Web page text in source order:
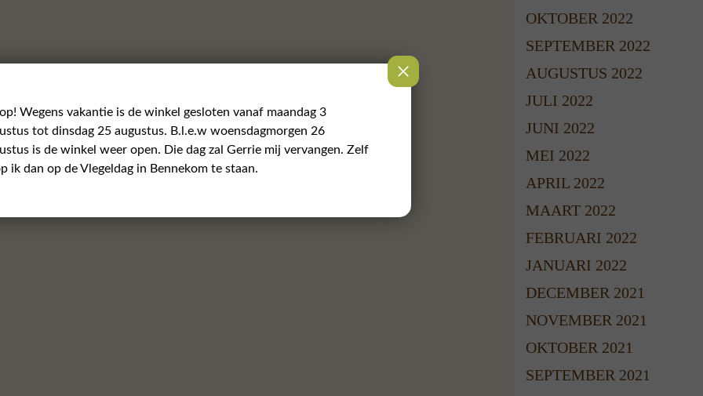
OKTOBER 2022
SEPTEMBER 2022
AUGUSTUS 2022
JULI 2022
JUNI 2022
MEI 2022
APRIL 2022
MAART 2022
FEBRUARI 2022
JANUARI 2022
DECEMBER 2021
NOVEMBER 2021
OKTOBER 2021
SEPTEMBER 2021
Wegens vakantie is de winkel gesloten vanaf maandag 3
tot dinsdag 25 augustus. B.l.e.w woensdagmorgen 26
is de winkel weer open. Die dag zal Gerrie mij vervangen. Zelf
ik dan op de Vlegeldag in Bennekom te staan.